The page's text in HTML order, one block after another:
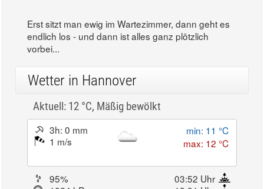
Erst sitzt man ewig im Wartezimmer, dann geht es
endlich los - und dann ist alles ganz plötzlich
vorbei...
Wetter in Hannover
Aktuell: 12 °C, Mäßig bewölkt
3h: 0 mm
1 m/s
min: 11 °C
max: 12 °C
95%
03:52 Uhr